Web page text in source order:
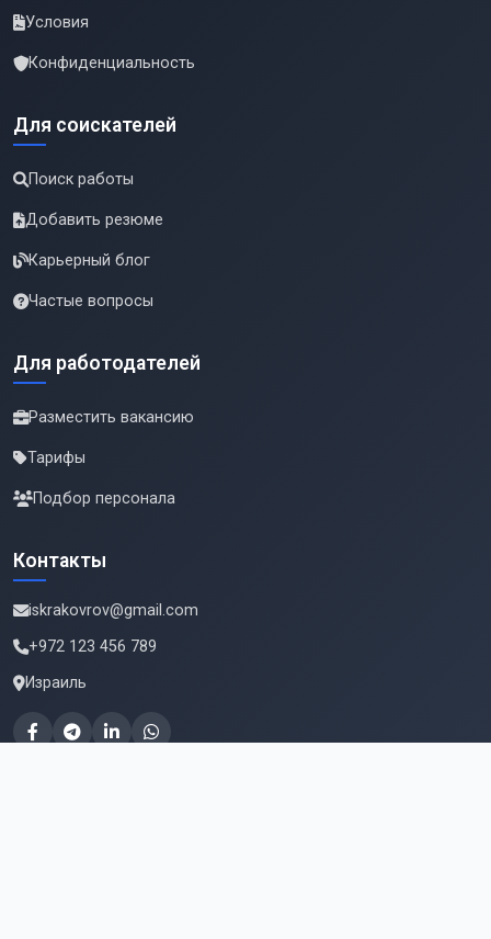
Условия
Конфиденциальность
Для соискателей
Поиск работы
Добавить резюме
Карьерный блог
Частые вопросы
Для работодателей
Разместить вакансию
Тарифы
Подбор персонала
Контакты
iskrakovrov@gmail.com
+972 123 456 789
Израиль